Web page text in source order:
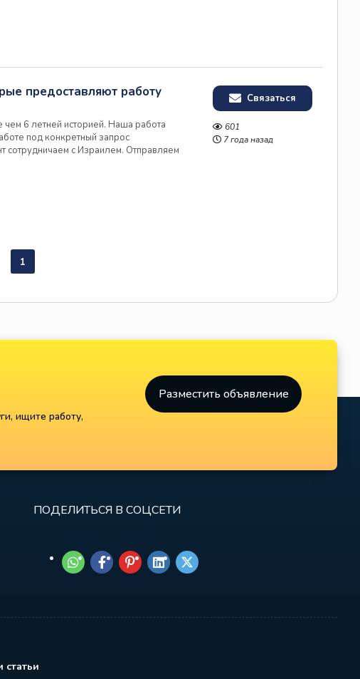
предоставляют работу
6 летней историей. Наша работа
под конкретный запрос
сотрудничаем с Израилем. Отправляем
мы ищем: Кадровые агенства или
работу (жилье, страховка,
Связаться
601
7 года назад
1
ищите работу,
Разместить объявление
ПОДЕЛИТЬСЯ В СОЦСЕТИ
статьи